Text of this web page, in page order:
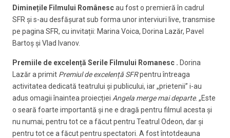
Diminețile Filmului Românescau fost o premieră în cadrul
SFR și s-au desfășurat sub forma unor interviuri live, transmise
pe pagina SFR, cu invitații: Marina Voica, Dorina Lazăr, Pavel
Bartoș și Vlad Ivanov.
Premiile de excelență Serile Filmului Romanesc . Dorina
Lazăr a primit Premiul de excelență SFRpentru întreaga
activitatea dedicată teatrului și publicului, iar „prietenii” i-au
adus omagii înaintea proiecției Angela merge mai departe. „Este
o seară foarte importantă și ne e dragă pentru filmul acesta și
nu numai, pentru tot ce a făcut pentru Teatrul Odeon, dar și
pentru tot ce a făcut pentru spectatori. A fost întotdeauna